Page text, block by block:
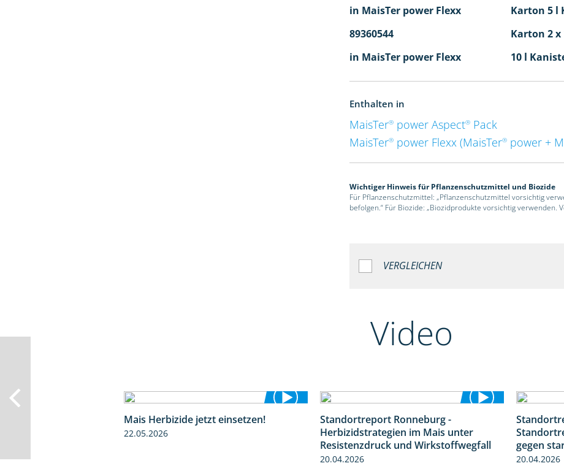
in MaisTer power Flexx
Karton 5 l
89360544
Karton 2
in MaisTer power Flexx
10 l
Enthalten in
MaisTer® power Aspect® Pack
MaisTer® power Flexx (MaisTer® power +
Wichtiger Hinweis für Pflanzenschutzmittel und Biozide
Für Pflanzenschutzmittel: „Pflanzenschutzmittel vorsichtig
befolgen.“ Für Biozide: „Biozidprodukte vorsichtig
VERGLEICHEN
Video
Mais Herbizide jetzt einsetzen!
22.05.2026
Standortreport Ronneburg -
Herbizidstrategien im Mais unter
Resistenzdruck und Wirkstoffwegfall
20.04.2026
gegen
20.04.2026